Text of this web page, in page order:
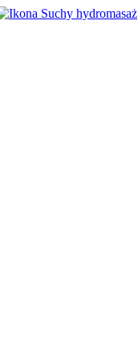
Suchy hydromasaż